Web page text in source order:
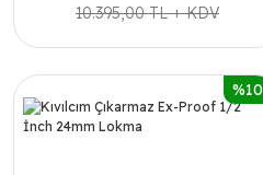
10.395,00 TL + KDV
%10